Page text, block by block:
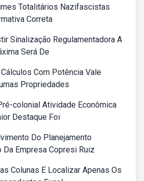
Totalitários Nazifascistas
Correta
Sinalização Regulamentadora A
Será De
Com Potência Vale
Propriedades
colonial Atividade Econômica
Destaque Foi
Do Planejamento
Da Empresa Copresi Ruiz
Colunas E Localizar Apenas Os